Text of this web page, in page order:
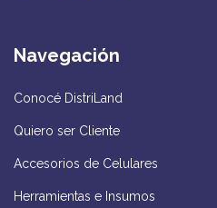
Navegación
Conocé DistriLand
Quiero ser Cliente
Accesorios de Celulares
Herramientas e Insumos